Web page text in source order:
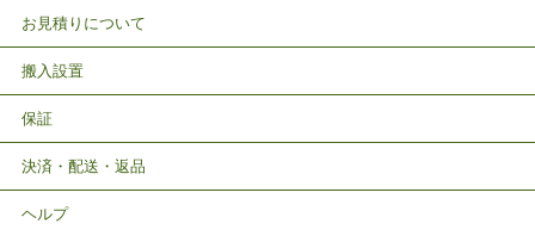
お見積りについて
搬入設置
保証
決済・配送・返品
ヘルプ